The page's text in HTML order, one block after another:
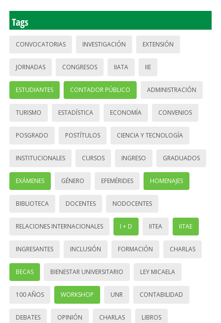
Tags
CONVOCATORIAS INVESTIGACIÓN EXTENSIÓN
JORNADAS CONGRESOS IIATA IIE
ESTUDIANTES CONTADOR PÚBLICO ADMINISTRACIÓN
TURISMO ESTADÍSTICA ECONOMÍA CONVENIOS
POSGRADO POSTÍTULOS CIENCIA Y TECNOLOGÍA
INSTITUCIONALES CURSOS INGRESO GRADUADOS
EXÁMENES GÉNERO EFEMÉRIDES HOMENAJES
BIBLIOTECA DOCENTES NODOCENTES
RELACIONES INTERNACIONALES I + D IITEA IITAE
INGRESANTES INCLUSIÓN FORMACIÓN CHARLAS
BECAS BIENESTAR UNIVERSITARIO LEY MICAELA
100 AÑOS WORKSHOP UNR CONTABILIDAD
DEBATES OPINIÓN CHARLAS LIBROS